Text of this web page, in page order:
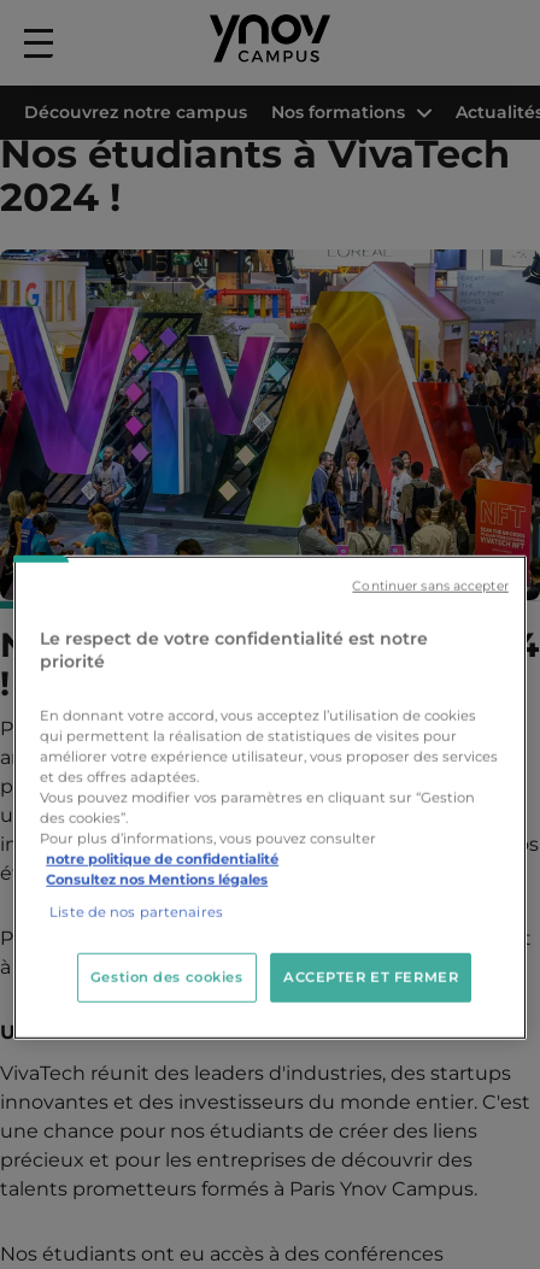
Menu
principal
Nos étudiants à VivaTech
2024 !
Découvrez notre campus Nos formations
Nos étudiants à VivaTech 2024
!
Paris Ynov Campus était présent à VivaTech cette
année. Nos Bachelors 1 de la filière Tech & Business ont
participé à cet événement majeur, une opportunité
unique pour nous de démontrer notre pédagogie
innovante et de montrer comment nous préparons nos
étudiants à exceller dans le monde professionnel.
Pourquoi est-ce important que nos étudiants assistent
à ces événements ?
Un Réseau Inestimable
VivaTech réunit des leaders d'industries, des startups
innovantes et des investisseurs du monde entier. C'est
une chance pour nos étudiants de créer des liens
précieux et pour les entreprises de découvrir des
talents prometteurs formés à Paris Ynov Campus.
Nos étudiants ont eu accès à des conférences
Le respect de votre confidentialité est notre
priorité
En donnant votre accord, vous acceptez l’utilisation de cookies
qui permettent la réalisation de statistiques de visites pour
améliorer votre expérience utilisateur, vous proposer des services
et des offres adaptées.
Vous pouvez modifier vos paramètres en cliquant sur “Gestion
des cookies”.
Pour plus d’informations, vous pouvez consulter
notre politique de confidentialité
Consultez nos Mentions légales
Liste de nos partenaires
ACCEPTER ET FERMER
Gestion des cookies
Continuer sans accepter